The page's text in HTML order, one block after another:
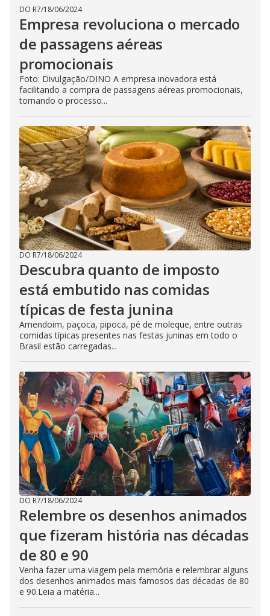
DO R7/18/06/2024
Empresa revoluciona o mercado
de passagens aéreas
promocionais
Foto: Divulgação/DINO A empresa inovadora está
facilitando a compra de passagens aéreas promocionais,
tornando o processo...
DO R7/18/06/2024
Descubra quanto de imposto
está embutido nas comidas
típicas de festa junina
Amendoim, paçoca, pipoca, pé de moleque, entre outras
comidas típicas presentes nas festas juninas em todo o
Brasil estão carregadas...
DO R7/18/06/2024
Relembre os desenhos animados
que fizeram história nas décadas
de 80 e 90
Venha fazer uma viagem pela memória e relembrar alguns
dos desenhos animados mais famosos das décadas de 80
e 90.Leia a matéria...